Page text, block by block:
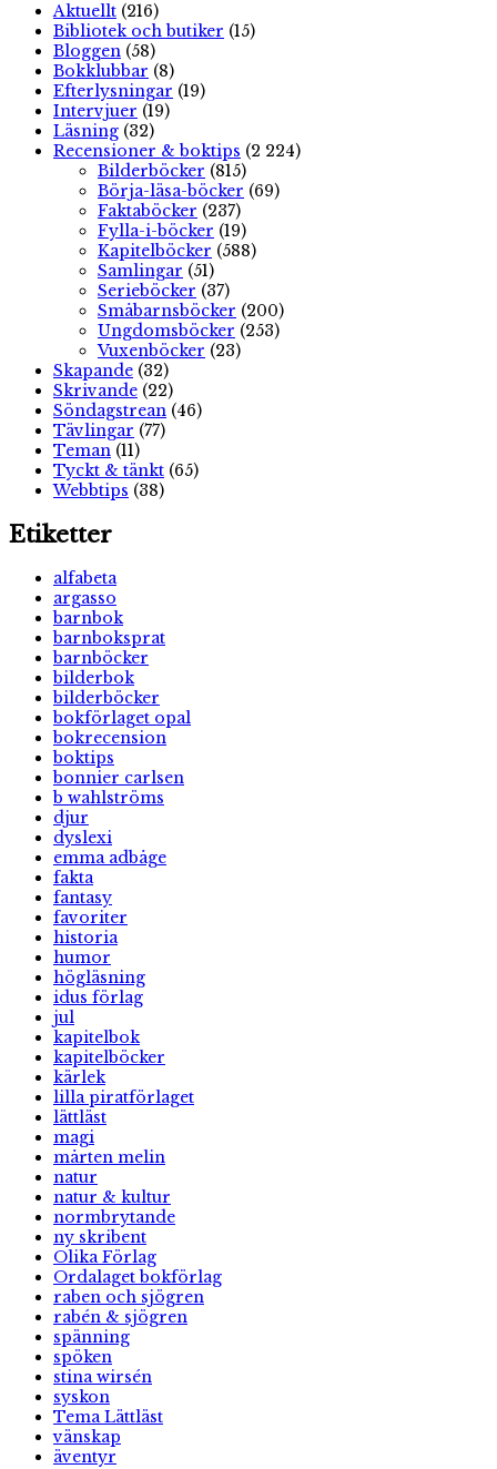
Aktuellt (216)
Bibliotek och butiker (15)
Bloggen (58)
Bokklubbar (8)
Efterlysningar (19)
Intervjuer (19)
Läsning (32)
Recensioner & boktips (2 224)
Bilderböcker (815)
Börja-läsa-böcker (69)
Faktaböcker (237)
Fylla-i-böcker (19)
Kapitelböcker (588)
Samlingar (51)
Serieböcker (37)
Småbarnsböcker (200)
Ungdomsböcker (253)
Vuxenböcker (23)
Skapande (32)
Skrivande (22)
Söndagstrean (46)
Tävlingar (77)
Teman (11)
Tyckt & tänkt (65)
Webbtips (38)
Etiketter
alfabeta
argasso
barnbok
barnboksprat
barnböcker
bilderbok
bilderböcker
bokförlaget opal
bokrecension
boktips
bonnier carlsen
b wahlströms
djur
dyslexi
emma adbåge
fakta
fantasy
favoriter
historia
humor
högläsning
idus förlag
jul
kapitelbok
kapitelböcker
kärlek
lilla piratförlaget
lättläst
magi
mårten melin
natur
natur & kultur
normbrytande
ny skribent
Olika Förlag
Ordalaget bokförlag
raben och sjögren
rabén & sjögren
spänning
spöken
stina wirsén
syskon
Tema Lättläst
vänskap
äventyr